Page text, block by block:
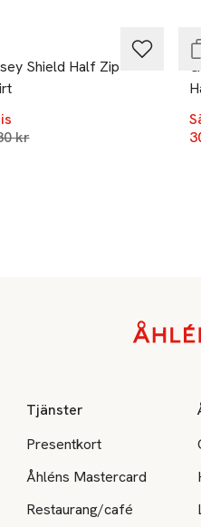
Shield Half Zip
pris 30 dagar
kr
Tjänster
Presentkort
Åhléns Mastercard
Restaurang/café